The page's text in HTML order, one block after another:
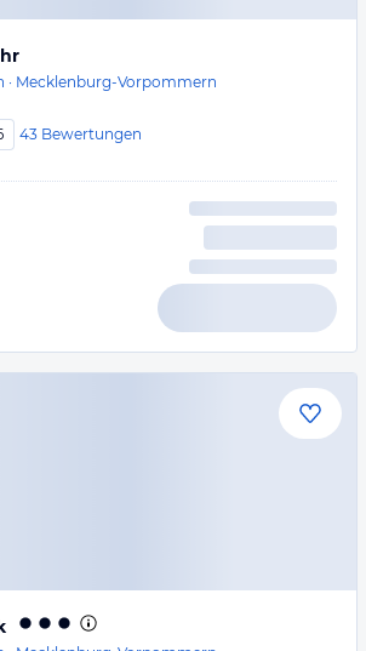
· Mecklenburg-Vorpommern
43 Bewertungen